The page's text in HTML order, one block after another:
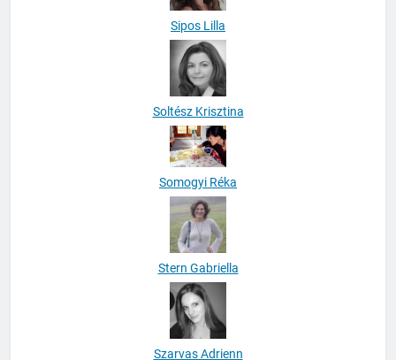
Sipos Lilla
Soltész Krisztina
Somogyi Réka
Stern Gabriella
Szarvas Adrienn